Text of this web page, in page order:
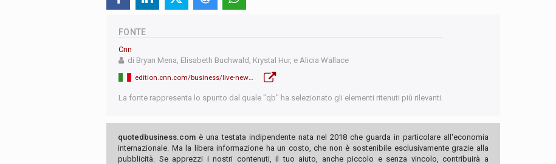
FONTE
Cnn
di Bryan Mena, Elisabeth Buchwald, Krystal Hur, e Alicia Wallace
La fonte rappresenta lo spunto dal quale "qb" ha selezionato gli elementi ritenuti più rilevanti.
quotedbusiness.com è una testata indipendente nata nel 2018 che guarda in particolare all'economia
internazionale. Ma la libera informazione ha un costo, che non è sostenibile esclusivamente grazie alla
pubblicità. Se apprezzi i nostri contenuti, il tuo aiuto, anche piccolo e senza vincolo, contribuirà a